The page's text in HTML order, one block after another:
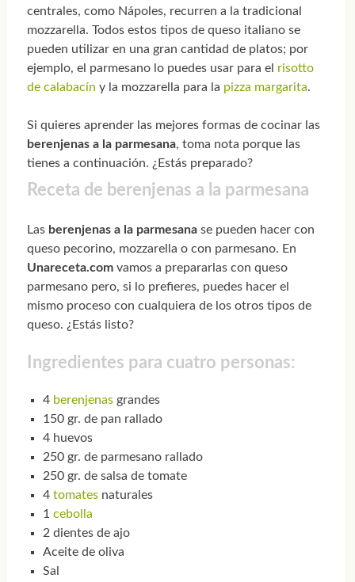
centrales, como Nápoles, recurren a la tradicional
mozzarella. Todos estos tipos de queso italiano se
pueden utilizar en una gran cantidad de platos; por
ejemplo, el parmesano lo puedes usar para el risotto
de calabacín y la mozzarella para la pizza margarita.
Si quieres aprender las mejores formas de cocinar las
berenjenas a la parmesana, toma nota porque las
tienes a continuación. ¿Estás preparado?
Receta de berenjenas a la parmesana
Las berenjenas a la parmesanase pueden hacer con
queso pecorino, mozzarella o con parmesano. En
Unareceta.com vamos a prepararlas con queso
parmesano pero, si lo prefieres, puedes hacer el
mismo proceso con cualquiera de los otros tipos de
queso. ¿Estás listo?
Ingredientes para cuatro personas:
4 berenjenasgrandes
150 gr. de pan rallado
4 huevos
250 gr. de parmesano rallado
250 gr. de salsa de tomate
4 tomatesnaturales
1 cebolla
2 dientes de ajo
Aceite de oliva
Sal